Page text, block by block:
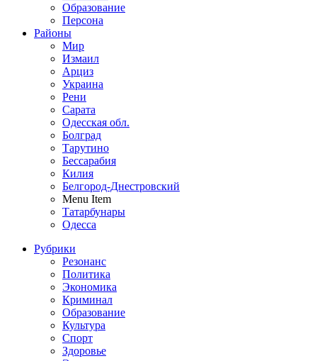
Образование
Персона
Районы
Мир
Измаил
Арциз
Украина
Рени
Сарата
Одесская обл.
Болград
Тарутино
Бессарабия
Килия
Белгород-Днестровский
Menu Item
Татарбунары
Одесса
Рубрики
Резонанс
Политика
Экономика
Криминал
Образование
Культура
Спорт
Здоровье